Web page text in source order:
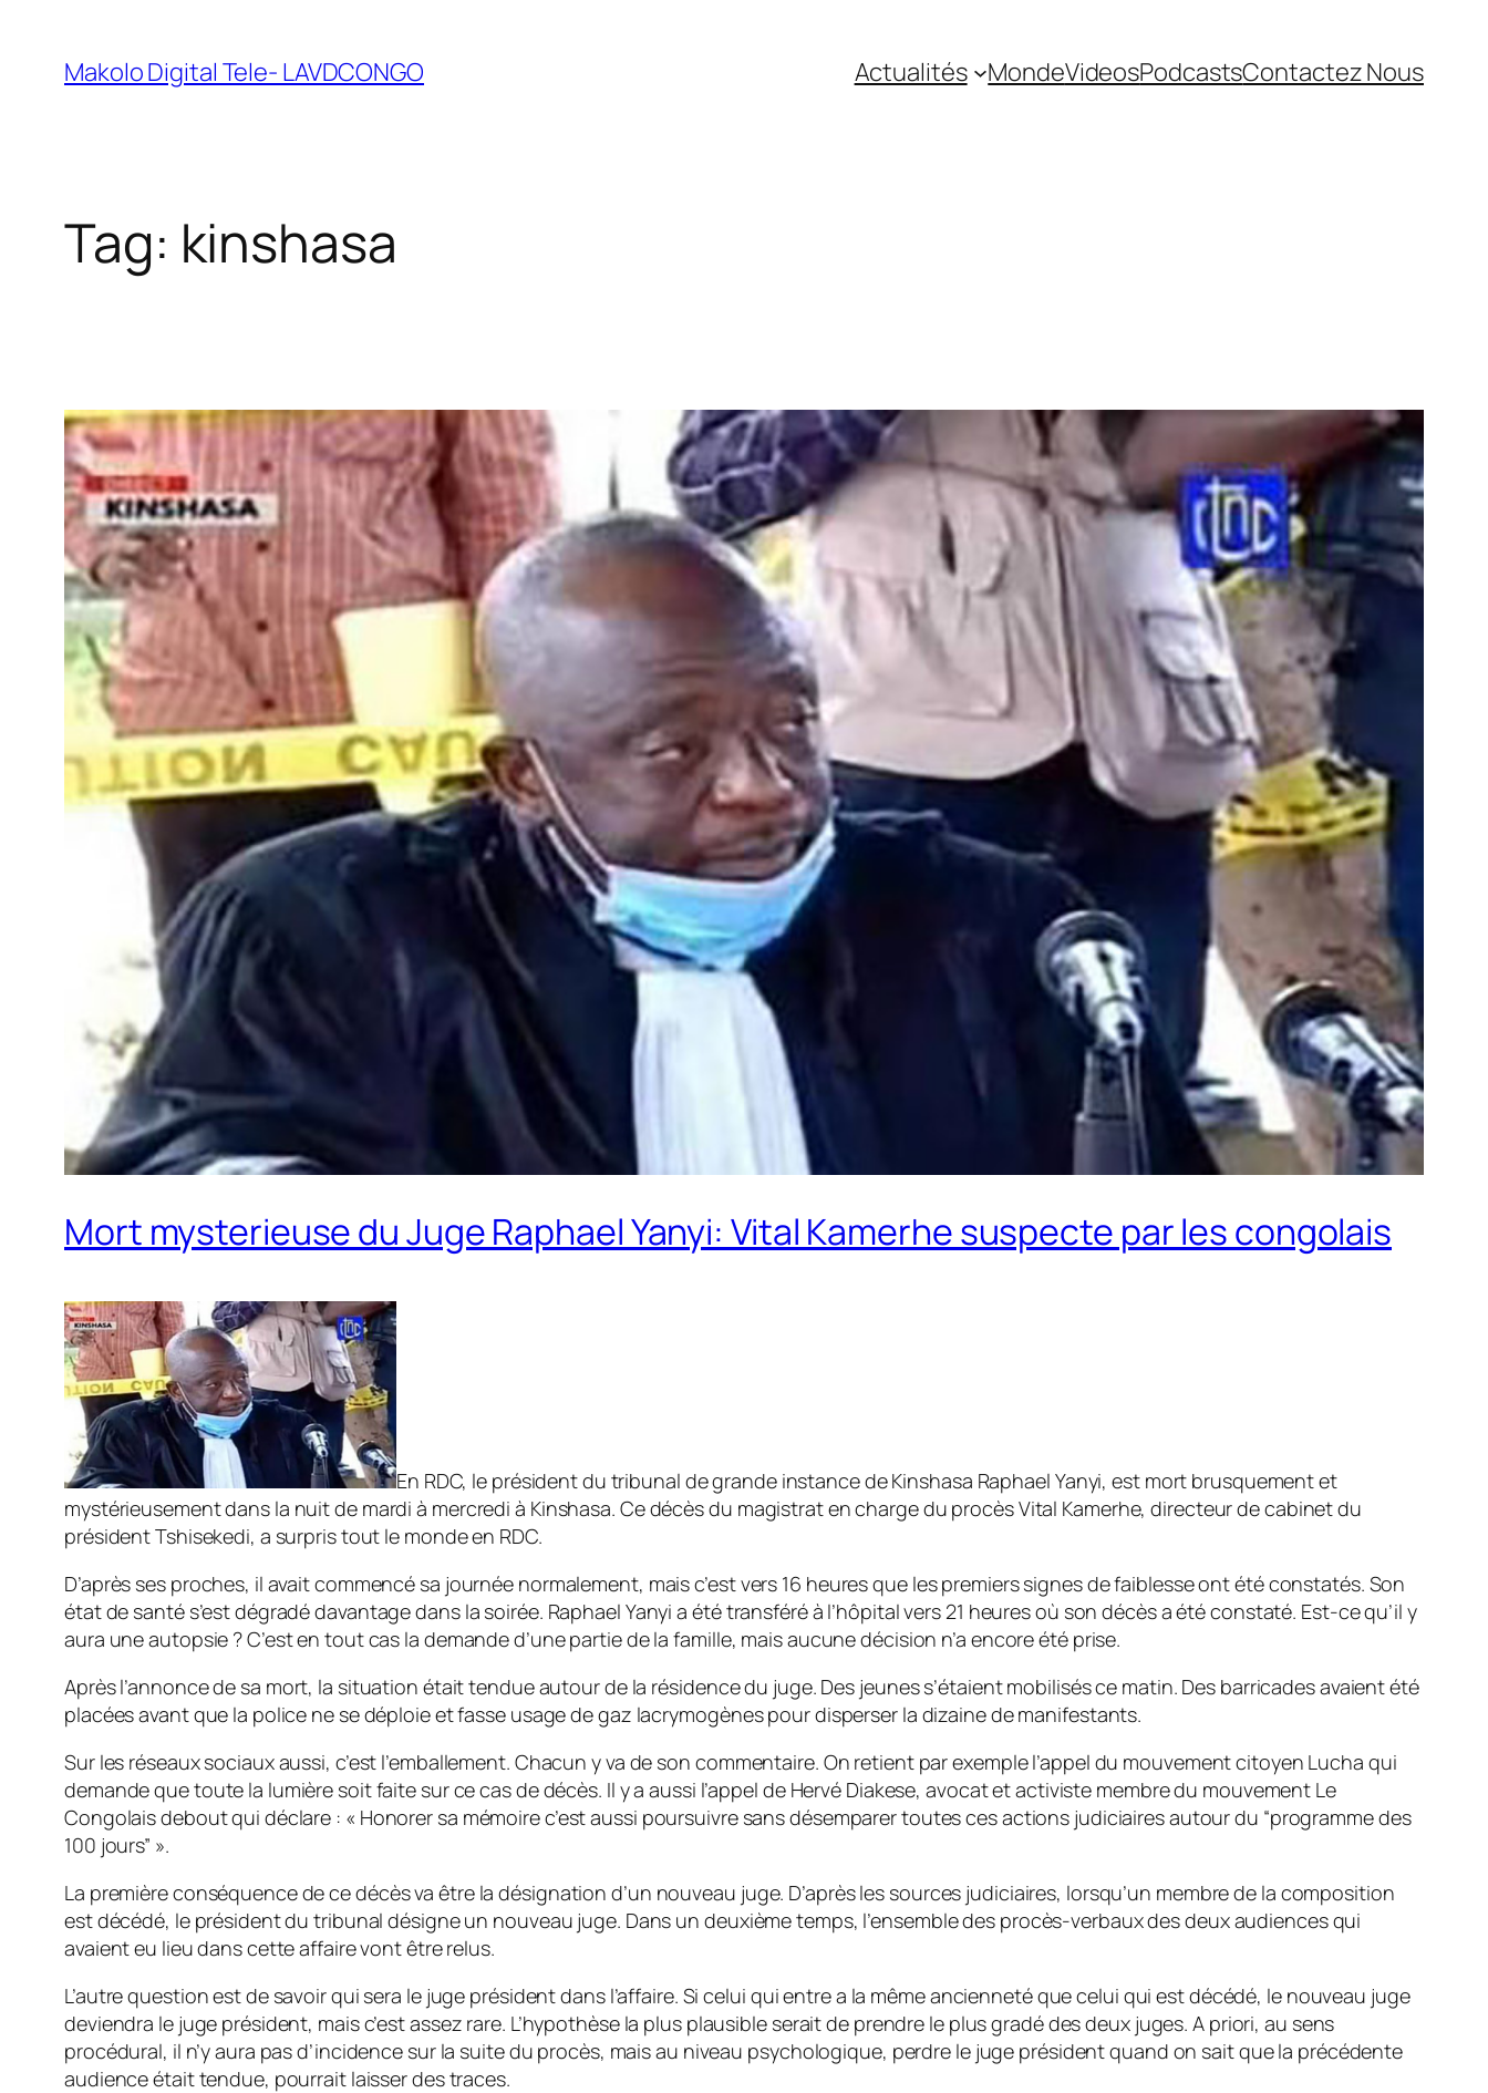
Makolo Digital Tele- LAVDCONGO Actualités MondeVideosPodcastsContactez Nous
Tag: kinshasa
Mort mysterieuse du Juge Raphael Yanyi: Vital Kamerhe suspecte par les congolais
En RDC, le président du tribunal de grande instance de Kinshasa Raphael Yanyi, est mort brusquement et
mystérieusement dans la nuit de mardi à mercredi à Kinshasa. Ce décès du magistrat en charge du procès Vital Kamerhe, directeur de cabinet du
président Tshisekedi, a surpris tout le monde en RDC.
D’après ses proches, il avait commencé sa journée normalement, mais c’est vers 16 heures que les premiers signes de faiblesse ont été constatés. Son
état de santé s’est dégradé davantage dans la soirée. Raphael Yanyi a été transféré à l’hôpital vers 21 heures où son décès a été constaté. Est-ce qu’il y
aura une autopsie ? C’est en tout cas la demande d’une partie de la famille, mais aucune décision n’a encore été prise.
Après l’annonce de sa mort, la situation était tendue autour de la résidence du juge. Des jeunes s’étaient mobilisés ce matin. Des barricades avaient été
placées avant que la police ne se déploie et fasse usage de gaz lacrymogènes pour disperser la dizaine de manifestants.
Sur les réseaux sociaux aussi, c’est l’emballement. Chacun y va de son commentaire. On retient par exemple l’appel du mouvement citoyen Lucha qui
demande que toute la lumière soit faite sur ce cas de décès. Il y a aussi l’appel de Hervé Diakese, avocat et activiste membre du mouvement Le
Congolais debout qui déclare : « Honorer sa mémoire c’est aussi poursuivre sans désemparer toutes ces actions judiciaires autour du “programme des
100 jours” ».
La première conséquence de ce décès va être la désignation d’un nouveau juge. D’après les sources judiciaires, lorsqu’un membre de la composition
est décédé, le président du tribunal désigne un nouveau juge. Dans un deuxième temps, l’ensemble des procès-verbaux des deux audiences qui
avaient eu lieu dans cette affaire vont être relus.
L’autre question est de savoir qui sera le juge président dans l’affaire. Si celui qui entre a la même ancienneté que celui qui est décédé, le nouveau juge
deviendra le juge président, mais c’est assez rare. L’hypothèse la plus plausible serait de prendre le plus gradé des deux juges. A priori, au sens
procédural, il n’y aura pas d’incidence sur la suite du procès, mais au niveau psychologique, perdre le juge président quand on sait que la précédente
audience était tendue, pourrait laisser des traces.